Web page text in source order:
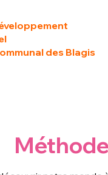
des Blagis
Méthode